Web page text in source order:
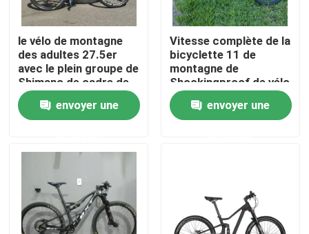
Contrôle de la qualité
Nous contacter
Demandez un devis
Vélo de route de carbone
Cadre de vélo de montagne de carbone
le vélo de montagne
des adultes 27.5er
avec le plein groupe de
Shimano de cadre de
fibre de carbone a
placé 27,5envoyer une
Vitesse complète de la
bicyclette 11 de
montagne de
Shockingproof de vélo
de carbone d'adultes
envoyer une